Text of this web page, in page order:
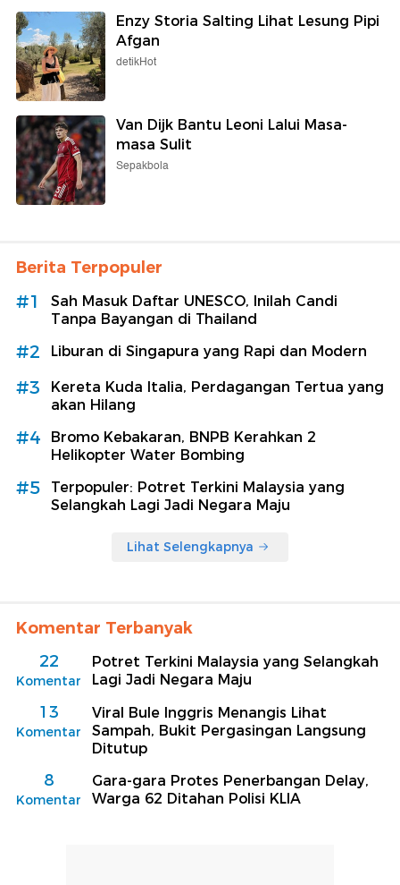
Enzy Storia Salting Lihat Lesung Pipi
Afgan
detikHot
Van Dijk Bantu Leoni Lalui Masa-
masa Sulit
Sepakbola
Berita Terpopuler
#1
Sah Masuk Daftar UNESCO, Inilah Candi
Tanpa Bayangan di Thailand
#2 Liburan di Singapura yang Rapi dan Modern
#3
Kereta Kuda Italia, Perdagangan Tertua yang
akan Hilang
#4
Bromo Kebakaran, BNPB Kerahkan 2
Helikopter Water Bombing
#5
Terpopuler: Potret Terkini Malaysia yang
Selangkah Lagi Jadi Negara Maju
Lihat Selengkapnya
Komentar Terbanyak
22
Komentar
Potret Terkini Malaysia yang Selangkah
Lagi Jadi Negara Maju
13
Komentar
Viral Bule Inggris Menangis Lihat
Sampah, Bukit Pergasingan Langsung
Ditutup
8
Komentar
Gara-gara Protes Penerbangan Delay,
Warga 62 Ditahan Polisi KLIA